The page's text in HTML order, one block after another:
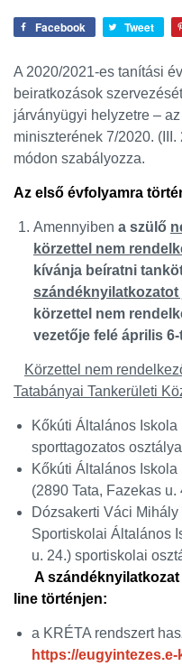
Facebook Tweet
A 2020/2021-es tanítási
beiratkozások
járványügyi helyzetre –
miniszterének 7/2020.
módon szabályozza.
Az első évfolyamra
Amennyiben a szülő
körzettel nem
kívánja beíratni
szándéknyilatkozatot
körzettel nem
vezetője felé április 6-
Körzettel nem
Tatabányai Tankerületi
Kőkúti Általános Iskola
sporttagozatos
Kőkúti Általános
(2890 Tata, Fazekas u.
Dózsakerti Váci
Sportiskolai Általános
u. 24.) sportiskolai
A szándéknyilatkozat
line történjen:
a KRÉTA rendszert
https://